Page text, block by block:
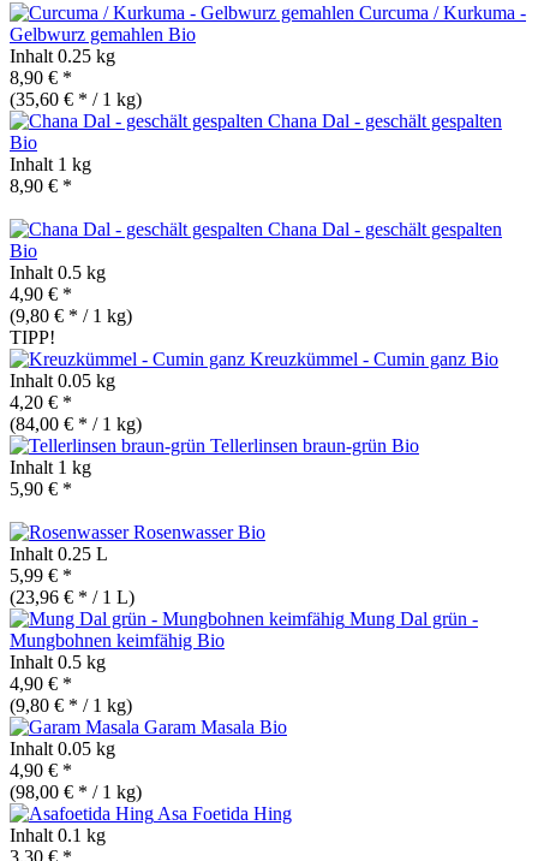
Curcuma / Kurkuma -
Gelbwurz gemahlen Bio
Inhalt 0.25 kg
8,90 € *
(35,60 € * / 1 kg)
Chana Dal - geschält gespalten
Bio
Inhalt 1 kg
8,90 € *
Chana Dal - geschält gespalten
Bio
Inhalt 0.5 kg
4,90 € *
(9,80 € * / 1 kg)
TIPP!
Kreuzkümmel - Cumin ganz Bio
Inhalt 0.05 kg
4,20 € *
(84,00 € * / 1 kg)
Tellerlinsen braun-grün Bio
Inhalt 1 kg
5,90 € *
RosenwasserBio
Inhalt 0.25 L
5,99 € *
(23,96 € * / 1 L)
Mung Dal grün -
Mungbohnen keimfähig Bio
Inhalt 0.5 kg
4,90 € *
(9,80 € * / 1 kg)
Garam Masala Bio
Inhalt 0.05 kg
4,90 € *
(98,00 € * / 1 kg)
Asa Foetida Hing
Inhalt 0.1 kg
3,30 € *